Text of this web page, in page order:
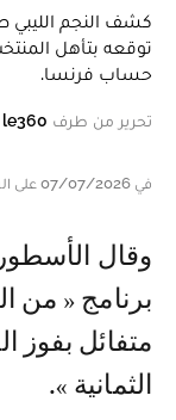
كشف النجم الليبي
توقعه بتأهل
حساب فرنسا.
تحرير من طرف le360 سبور
في 07/07/2026 على الساعة 08:00
وقال الأسطورة الليبية، خلال استضافته في
متفائل بفوز
الثمانية ».